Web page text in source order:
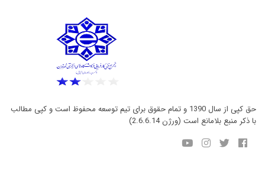
حق کپی از سال 1390 و تمام حقوق برای تیم توسعه محفوظ است و کپی مطالب
با ذکر منبع بلامانع است (ورژن 2.6.6.14)